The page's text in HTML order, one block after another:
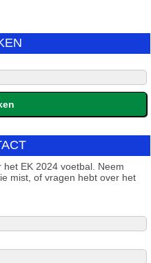
EK 2024 voetbal. Neem
mist, of vragen hebt over het